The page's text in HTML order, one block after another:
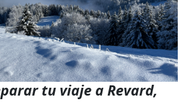
tu viaje a Revard,